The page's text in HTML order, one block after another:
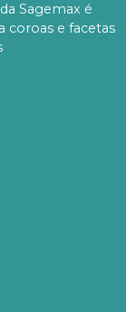
Sagemax é
coroas e facetas